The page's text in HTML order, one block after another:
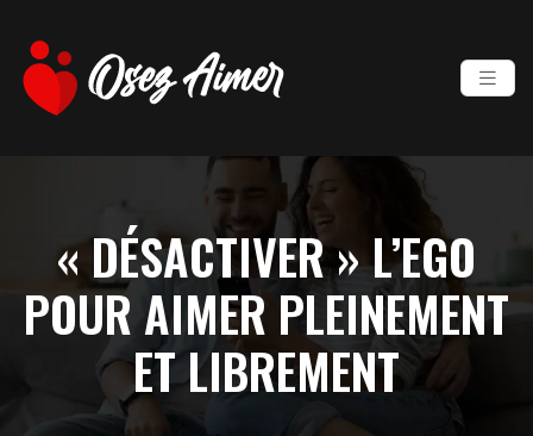
« DÉSACTIVER » L’EGO
POUR AIMER PLEINEMENT
ET LIBREMENT